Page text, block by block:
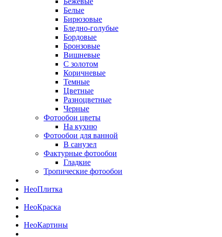
Белые
Бирюзовые
Бледно-голубые
Бордовые
Бронзовые
Вишневые
С золотом
Коричневые
Темные
Цветные
Разноцветные
Черные
Фотообои цветы
На кухню
Фотообои для ванной
В санузел
Фактурные фотообои
Гладкие
Тропические фотообои
НеоПлитка
НеоКраска
НеоКартины